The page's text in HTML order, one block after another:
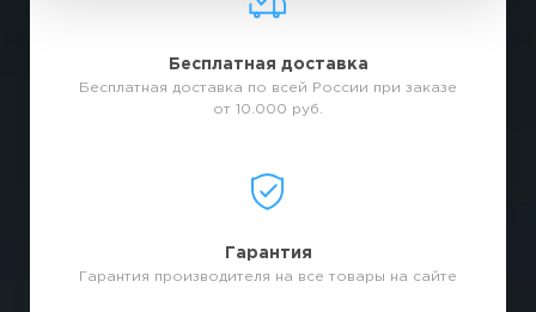
Бесплатная доставка
Бесплатная доставка по всей России при заказе
от 10.000 руб.
Гарантия
Гарантия производителя на все товары на сайте